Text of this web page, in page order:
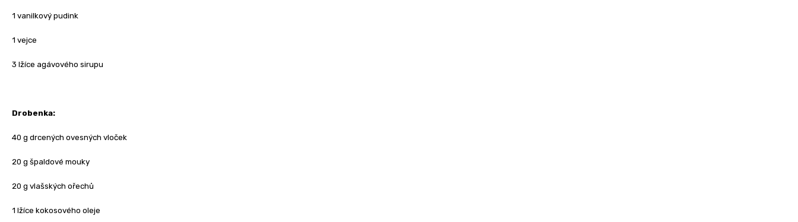
1 vanilkový pudink
1 vejce
3 lžíce agávového sirupu
Drobenka:
40 g drcených ovesných vloček
20 g špaldové mouky
20 g vlašských ořechů
1 lžíce kokosového oleje